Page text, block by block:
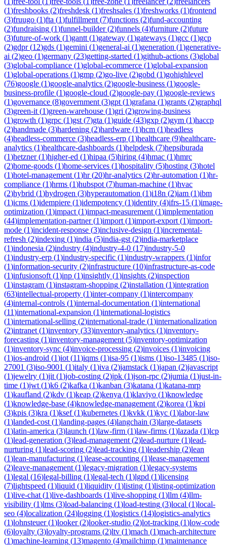
(1)freshbooks (2)freshdesk (1)freshsales (1)freshworks (1)frontend
(3)fruugo (1)fta (1)fulfillment (7)functions (2)fund-accounting
(2)fundraising (1)funnel-builder(2)funnels (4)furniture (2)future
(3)future-of-work (1)gantt (1)gateway (1)gateways (1)gcc (1)gcp
(2)gdpr(12)gds (1)gemini (1)general-ai (1)generation (1)generative-
ai (2)geo (1)germany (23)getting-started (1)github-actions (3)global
(3)global-compliance (1)global-ecommerce (1)global-expansion
(1)global-operations (1)gmp (2)go-live (2)gobd (1)gohighlevel
(76)google (1)google-analytics (2)google-business (1)google-
business-profile (1)google-cloud (2)google-pay (1)google-reviews
(1)governance (8)government (3)gpt (1)grafana (1)grants (2)graphql
(3)green-it (1)green-warehouse (1)gri (2)growing-business
(1)growth (1)grpc (1)gst (7)gta (1)guide (43)gxp (2)gym (1)haccp
(2)handmade (3)hardening (2)hardware (1)hcm (1)headless
(4)headless-commerce (3)headless-erp (1)healthcare (9)healthcare-
analytics (1)healthcare-dashboards (1)helpdesk (7)hepsiburada
(1)hetzner(1)higher-ed (1)hipaa (5)hiring (4)hmac (1)hmrc
(2)home-goods (1)home-services (1)hospitality (5)hosting (3)hotel
(1)hotel-management (1)hr(20)hr-analytics (2)hr-automation (1)hr-
compliance (1)hrms (1)hubspot (7)human-machine (1)hvac
(2)hybrid (1)hydrogen (3)hyperautomation (1)i18n (2)iam (1)ibm
(1)icms (1)idempiere (1)idempotency (1)identity (4)ifrs-15 (1)image-
optimization (1)impact (1)impact-measurement (1)implementation
(44)implementation-partner(1)import (1)import-export (1)import-
mode (1)incident-response (3)inclusive-design (1)incremental-
refresh (2)indexing (1)india (5)india-gst (2)india-marketplace
(1)indonesia (2)industry (4)industry-4-0 (17)industry-5-0
(1)industry-erp (1)industry-specific (1)industry-wrappers (1)infor
(1)information-security (2)infrastructure (10)infrastructure-as-code
(1)infusionsoft (1)inp (1)insightly (1)insights (2)inspection
(1)instagram (1)instagram-shopping (2)installation (1)integration
(63)intellectual-property (1)inter-company (1)intercompany
(4)internal-controls (1)internal-documentation (1)international
(11)international-expansion (1)international-logistics
(1)international-selling (2)international-trade (1)internationalization
(2)intranet (1)inventory (33)inventory-analytics (1)inventory-
forecasting (1)inventory-management (5)inventory-optimization
(1)inventory-sync (4)invoice-processing (2)invoices (1)invoicing
(1)ios-android (1)iot (11)iqms (1)isa-95 (1)isms (1)iso-13485 (1)iso-
27001 (3)iso-9001 (1)italy (1)iva (2)jamstack (1)japan (2)javascript
(1)jewelry (1)jit (1)job-costing (2)jpk (1)json-rpc (2)jumia (1)just-in-
time (1)jwt (1)k6 (2)kafka (1)kanban (3)katana (1)katana-mrp
(1)kaufland (2)kdv (1)keap (2)kenya (1)klaviyo (1)knowledge
(1)knowledge-base (4)knowledge-management (2)korea (1)kpi
(3)kpis (3)kra (1)ksef(1)kubernetes (1)kvkk (1)kyc (1)labor-law
(1)landed-cost (1)landing-pages (4)langchain (3)large-datasets
(1)latin-america (3)launch (1)law-firm (1)law-firms (1)lazada (1)lcp
(1)lead-generation (3)lead-management (2)lead-nurture (1)lead-
nurturing (1)lead-scoring (2)lead-tracking (1)leadership (2)lean
(1)lean-manufacturing (1)lease-accounting (1)lease-management
(2)leave-management (1)legacy-migration (1)legacy-systems
(1)legal (16)legal-billing (1)legal-tech (1)lgpd (1)licensing
(7)lightspeed (1)liquid (1)liquidity (1)listing (1)listing-optimization
(1)live-chat (1)live-dashboards (1)live-shopping (1)llm (4)llm-
visibility (1)lms (3)load-balancing (1)load-testing (3)local (1)local-
seo (4)localization (24)logging (1)logistics (14)logistics-analytics
(1)lohnsteuer(1)looker(2)looker-studio (2)lot-tracking (1)low-code
(6)loyalty (3)loyalty-programs (2)ltv (1)mach (1)mach-architecture
(1)machine-learning (13)magento (4)mailchimp (1)maintenance